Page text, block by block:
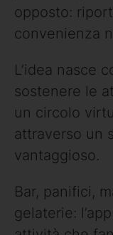
opposto:
convenienza
L’idea nasce
sostenere le
un circolo
attraverso un
vantaggioso.
Bar, panifici,
gelaterie: